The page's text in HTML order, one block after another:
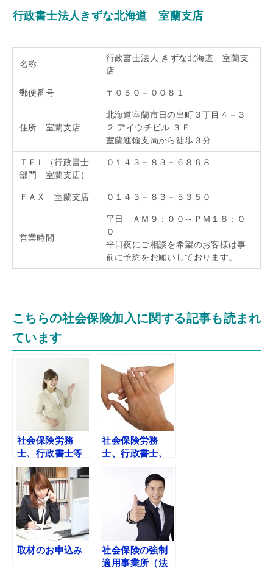
行政書士法人きずな北海道 室蘭支店
名称
行政書士法人 きずな北海道 室蘭支
店
郵便番号 〒０５０－００８１
住所 室蘭支店
北海道室蘭市日の出町３丁目４－３
２ アイウチビル ３Ｆ
室蘭運輸支局から徒歩３分
ＴＥＬ（行政書士
部門 室蘭支店）
０１４３－８３－６８６８
ＦＡＸ 室蘭支店 ０１４３－８３－５３５０
営業時間
平日 ＡＭ９：００～ＰＭ１８：０
０
平日夜にご相談を希望のお客様は事
前に予約をお願いしております。
こちらの社会保険加入に関する記事も読まれ
ています
社会保険労務
士、行政書士等
の提携先募集
社会保険労務
士、行政書士、
取材のお申込み
社会保険の強制
適用事業所（法